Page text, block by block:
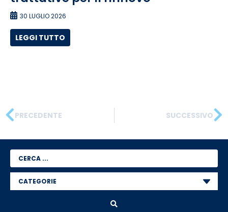
30 LUGLIO 2026
LEGGI TUTTO
PRECEDENTE SUCCESSIVO